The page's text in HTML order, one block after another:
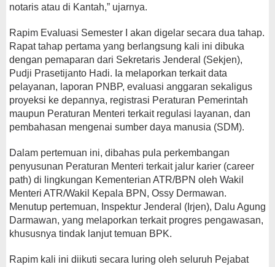
notaris atau di Kantah,” ujarnya.
Rapim Evaluasi Semester I akan digelar secara dua tahap.
Rapat tahap pertama yang berlangsung kali ini dibuka
dengan pemaparan dari Sekretaris Jenderal (Sekjen),
Pudji Prasetijanto Hadi. Ia melaporkan terkait data
pelayanan, laporan PNBP, evaluasi anggaran sekaligus
proyeksi ke depannya, registrasi Peraturan Pemerintah
maupun Peraturan Menteri terkait regulasi layanan, dan
pembahasan mengenai sumber daya manusia (SDM).
Dalam pertemuan ini, dibahas pula perkembangan
penyusunan Peraturan Menteri terkait jalur karier (career
path) di lingkungan Kementerian ATR/BPN oleh Wakil
Menteri ATR/Wakil Kepala BPN, Ossy Dermawan.
Menutup pertemuan, Inspektur Jenderal (Irjen), Dalu Agung
Darmawan, yang melaporkan terkait progres pengawasan,
khususnya tindak lanjut temuan BPK.
Rapim kali ini diikuti secara luring oleh seluruh Pejabat